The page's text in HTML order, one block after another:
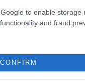
to enable storage
and fraud
CONFIRM